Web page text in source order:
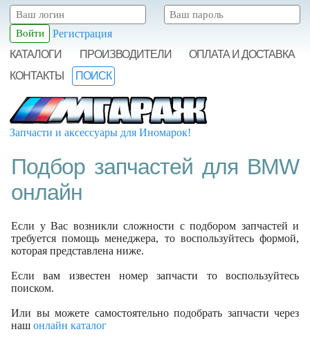
Регистрация
КАТАЛОГИ
ПРОИЗВОДИТЕЛИ
ОПЛАТА И ДОСТАВКА
КОНТАКТЫ
ПОИСК
Запчасти и аксессуары для Иномарок!
Подбор запчастей для BMW
онлайн
Если у Вас возникли сложности с подбором запчастей и
требуется помощь менеджера, то воспользуйтесь формой,
которая представлена ниже.
Если вам известен номер запчасти то воспользуйтесь
поиском.
Или вы можете самостоятельно подобрать запчасти через
наш онлайн каталог